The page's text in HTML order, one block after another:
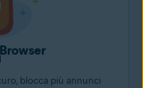
blocca più annunci